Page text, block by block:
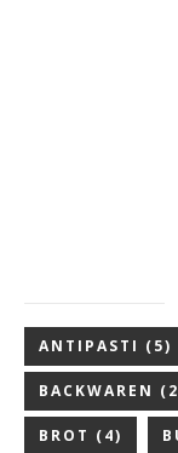
ANTIPASTI (5)
BACKWAREN
BROT (4)